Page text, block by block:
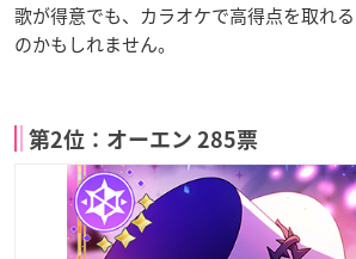
歌が得意でも、カラオケで高得点を取れ
のかもしれません。
第2位：オーエン 285票